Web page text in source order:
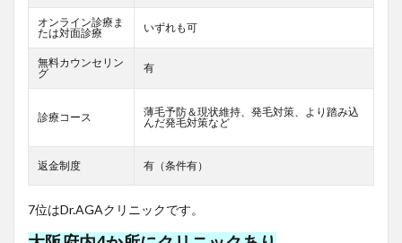
オンライン診療ま
たは対面診療
いずれも可
無料カウンセリン
グ
有
診療コース
薄毛予防＆現状維持、発毛対策、より踏み込
んだ発毛対策など
返金制度 有（条件有）
7位はDr.AGAクリニックです。